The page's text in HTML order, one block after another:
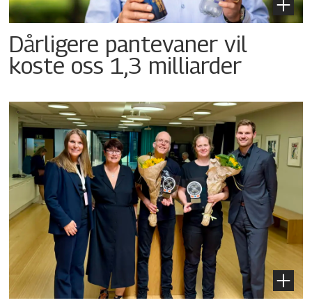
Dårligere pantevaner vil
koste oss 1,3 milliarder